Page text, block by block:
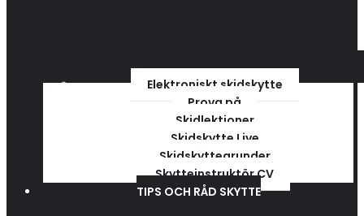
Elektroniskt skidskytte
Prova på
Skidlektioner
Skidskytte Live
Skidskyttegrunder
Skytteinstruktör CV
TIPS OCH RÅD SKYTTE